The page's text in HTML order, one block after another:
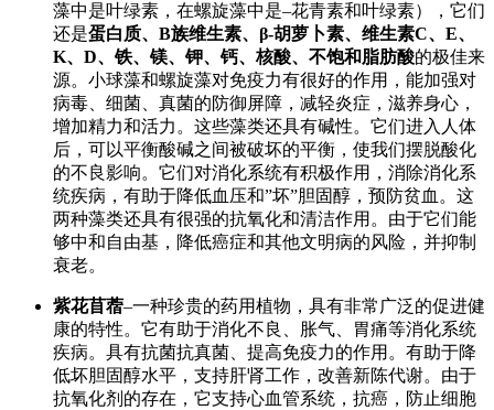
藻中是叶绿素，在螺旋藻中是–花青素和叶绿素），它们
还是蛋白质、B族维生素、β-胡萝卜素、维生素C、E、
K、D、铁、镁、钾、钙、核酸、不饱和脂肪酸的极佳来
源。小球藻和螺旋藻对免疫力有很好的作用，能加强对
病毒、细菌、真菌的防御屏障，减轻炎症，滋养身心，
增加精力和活力。这些藻类还具有碱性。它们进入人体
后，可以平衡酸碱之间被破坏的平衡，使我们摆脱酸化
的不良影响。它们对消化系统有积极作用，消除消化系
统疾病，有助于降低血压和”坏”胆固醇，预防贫血。这
两种藻类还具有很强的抗氧化和清洁作用。由于它们能
够中和自由基，降低癌症和其他文明病的风险，并抑制
衰老。
紫花苜蓿–一种珍贵的药用植物，具有非常广泛的促进健
康的特性。它有助于消化不良、胀气、胃痛等消化系统
疾病。具有抗菌抗真菌、提高免疫力的作用。有助于降
低坏胆固醇水平，支持肝肾工作，改善新陈代谢。由于
抗氧化剂的存在，它支持心血管系统，抗癌，防止细胞